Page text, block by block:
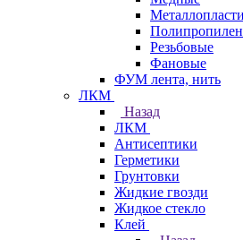
Резьбовые
Фановые
ФУМ лента, нить
ЛКМ
Назад
ЛКМ
Антисептики
Герметики
Грунтовки
Жидкие гвозди
Жидкое стекло
Клей